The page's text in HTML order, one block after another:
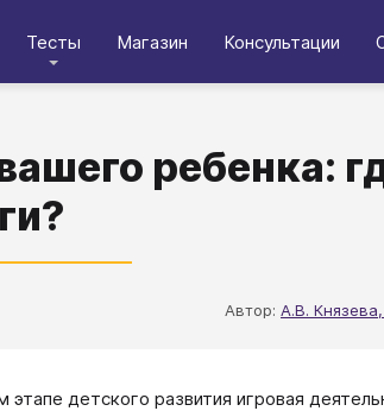
Тесты Магазин Консультации
ребенка:
Автор: А.В.
детского развития игровая